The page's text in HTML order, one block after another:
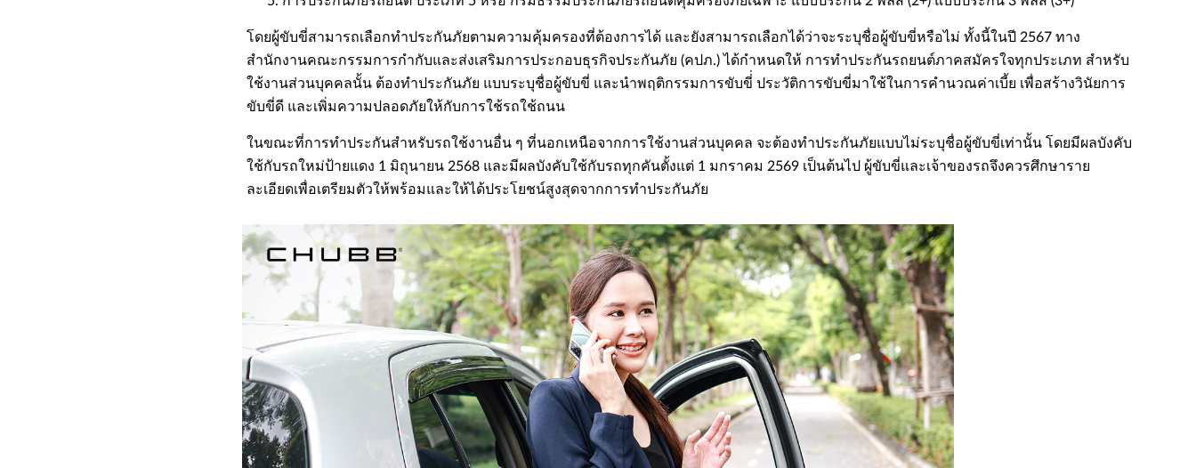
โดยผู้ขับขี่สามารถเลือกทำประกันภัยตามความคุ้มครองที่ต้องการได้ และยังสามารถเลือกได้ว่าจะระบุชื่อผู้ขับขี่หรือไม่ ทั้งนี้ในปี 2567 ทาง
สำนักงานคณะกรรมการกำกับและส่งเสริมการประกอบธุรกิจประกันภัย (คปภ.) ได้กำหนดให้ การทำประกันรถยนต์ภาคสมัครใจทุกประเภท สำหรับ
ใช้งานส่วนบุคคลนั้น ต้องทำประกันภัย แบบระบุชื่อผู้ขับขี่ และนำพฤติกรรมการขับขี่่ ประวัติการขับขี่มาใช้ในการคำนวณค่าเบี้ย เพื่อสร้างวินัยการ
ขับขี่ดี และเพิ่มความปลอดภัยให้กับการใช้รถใช้ถนน
ในขณะที่การทำประกันสำหรับรถใช้งานอื่น ๆ ที่นอกเหนือจากการใช้งานส่วนบุคคล จะต้องทำประกันภัยแบบไม่ระบุชื่อผู้ขับขี่เท่านั้น โดยมีผลบังคับ
ใช้กับรถใหม่ป้ายแดง 1 มิถุนายน 2568 และมีผลบังคับใช้กับรถทุกคันตั้งแต่ 1 มกราคม 2569 เป็นต้นไป ผู้ขับขี่และเจ้าของรถจึงควรศึกษาราย
ละเอียดเพื่อเตรียมตัวให้พร้อมและให้ได้ประโยชน์สูงสุดจากการทำประกันภัย